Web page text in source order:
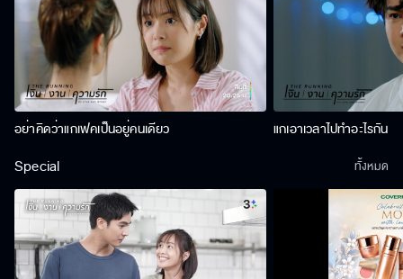
อย่าคิดว่าแกเฟคเป็นอยู่คนเดียว แกเอาเวลาไปทำอะไรกัน
Special ทั้งหมด